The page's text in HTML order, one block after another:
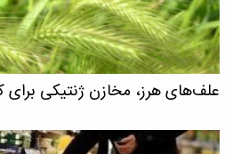
علف‌های هرز، مخازن ژنتیکی برای